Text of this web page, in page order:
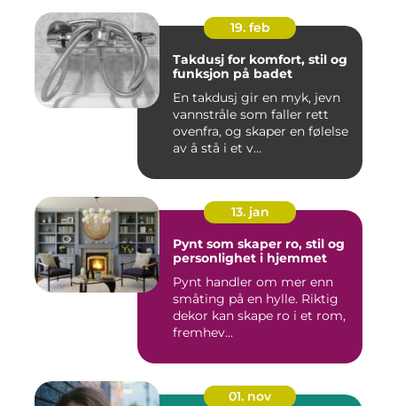
19. feb
Takdusj for komfort, stil og
funksjon på badet
En takdusj gir en myk, jevn
vannstråle som faller rett
ovenfra, og skaper en følelse
av å stå i et v...
13. jan
Pynt som skaper ro, stil og
personlighet i hjemmet
Pynt handler om mer enn
småting på en hylle. Riktig
dekor kan skape ro i et rom,
fremhev...
01. nov